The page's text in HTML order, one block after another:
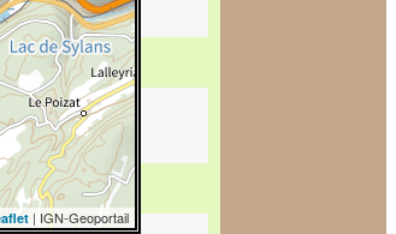
| IGN-Geoportail